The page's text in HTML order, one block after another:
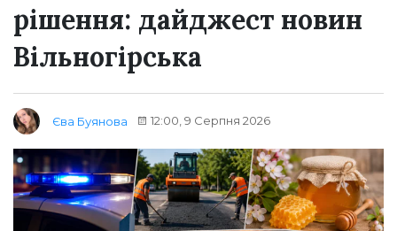
рішення: дайджест новин
Вільногірська
Єва Буянова 12:00, 9 Серпня 2026